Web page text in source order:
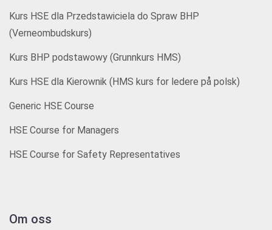
Kurs HSE dla Przedstawiciela do Spraw BHP
(Verneombudskurs)
Kurs BHP podstawowy (Grunnkurs HMS)
Kurs HSE dla Kierownik (HMS kurs for ledere på polsk)
Generic HSE Course
HSE Course for Managers
HSE Course for Safety Representatives
Om oss